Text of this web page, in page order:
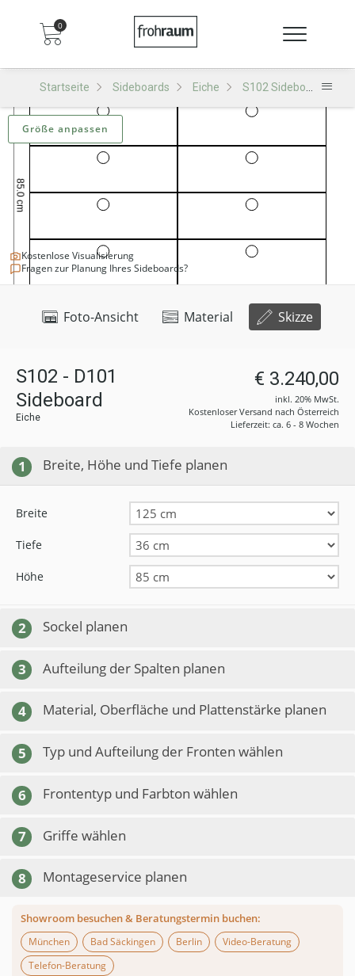
0
Startseite Sideboards Eiche S102 Sideboard
Foto-Ansicht Material Skizze
Kostenlose Visualisierung
Fragen zur Planung Ihres Sideboards?
Größe anpassen
S102 - D101
Sideboard
Eiche
€ 3.240,00
inkl. 20% MwSt.
Kostenloser Versand nach Österreich
Lieferzeit: ca. 6 - 8 Wochen
1 Breite, Höhe und Tiefe planen
Breite
Tiefe
Höhe
2 Sockel planen
3 Aufteilung der Spalten planen
4 Material, Oberfläche und Plattenstärke planen
5 Typ und Aufteilung der Fronten wählen
6 Frontentyp und Farbton wählen
7 Griffe wählen
8 Montageservice planen
Showroom besuchen & Beratungstermin buchen:
München
Bad Säckingen Berlin
Video-Beratung
Telefon-Beratung